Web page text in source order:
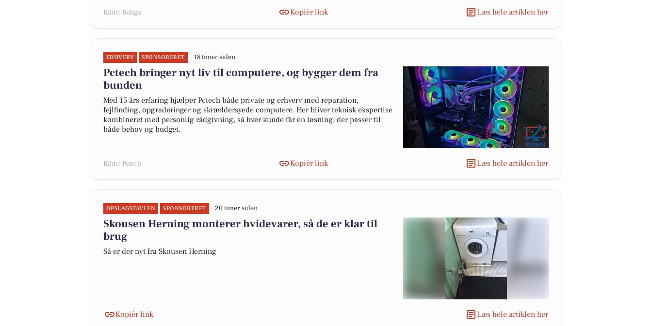
Kilde: Boliga Kopiér link Læs hele artiklen her
ERHVERV SPONSORERET 18 timer siden
Pctech bringer nyt liv til computere, og bygger dem fra
bunden
Med 15 års erfaring hjælper Pctech både private og erhverv med reparation,
fejlfinding, opgraderinger og skræddersyede computere. Her bliver teknisk ekspertise
kombineret med personlig rådgivning, så hver kunde får en løsning, der passer til
både behov og budget.
Kilde: Pctech Kopiér link Læs hele artiklen her
OPSLAGSTAVLEN SPONSORERET 20 timer siden
Skousen Herning monterer hvidevarer, så de er klar til
brug
Så er der nyt fra Skousen Herning
Kopiér link Læs hele artiklen her